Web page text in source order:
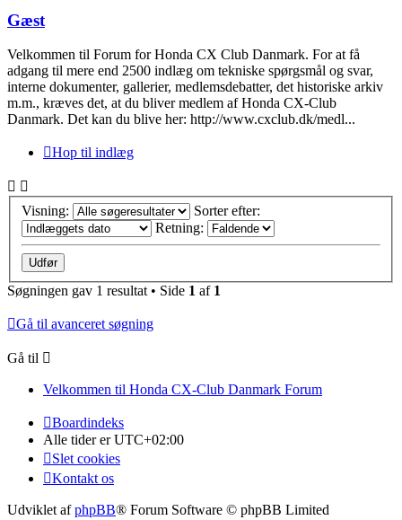
Gæst
Velkommen til Forum for Honda CX Club Danmark. For at få
adgang til mere end 2500 indlæg om tekniske spørgsmål og svar,
interne dokumenter, gallerier, medlemsdebatter, det historiske arkiv
m.m., kræves det, at du bliver medlem af Honda CX-Club
Danmark. Det kan du blive her: http://www.cxclub.dk/medl...
Hop til indlæg
Visning:
Sorter efter:
Retning:
Søgningen gav 1 resultat • Side 1 af 1
Gå til avanceret søgning
Gå til
Velkommen til Honda CX-Club Danmark Forum
Boardindeks
Alle tider erUTC+02:00
Slet cookies
Kontakt os
Udviklet afphpBB® Forum Software © phpBB Limited